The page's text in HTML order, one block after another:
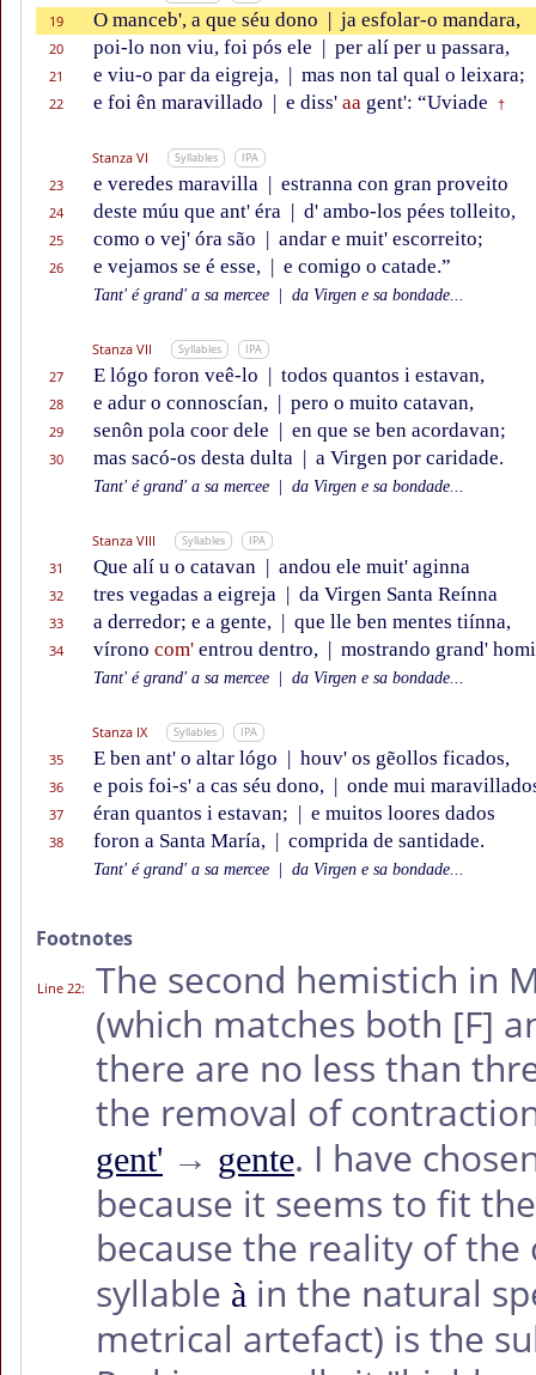
19 O manceb', a que séu dono | ja esfolar-o mandara,
20 poi-lo non viu, foi pós ele | per alí per u passara,
21 e viu-o par da eigreja, | mas non tal qual o leixara;
22 e foi ên maravillado | e diss' aa gent': “Uviade †
Stanza VI Syllables IPA
23 e veredes maravilla | estranna con gran proveito
24 deste múu que ant' éra | d' ambo-los pées tolleito,
25 como o vej' óra são | andar e muit' escorreito;
26 e vejamos se é esse, | e comigo o catade.”
Tant' é grand' a sa mercee da Virgen e sa bondade...
Stanza VII Syllables IPA
27 E lógo foron veê-lo | todos quantos i estavan,
28 e adur o connoscían, | pero o muito catavan,
29 senôn pola coor dele | en que se ben acordavan;
30 mas sacó-os desta dulta | a Virgen por caridade.
Tant' é grand' a sa mercee da Virgen e sa bondade...
Stanza VIII Syllables IPA
31 Que alí u o catavan | andou ele muit' aginna
32 tres vegadas a eigreja | da Virgen Santa Reínna
33 a derredor; e a gente, | que lle ben mentes tiínna,
34 vírono com' entrou dentro, | mostrando grand'
Tant' é grand' a sa mercee da Virgen e sa bondade...
Stanza IX Syllables IPA
35 E ben ant' o altar lógo | houv' os gẽollos ficados,
36 e pois foi-s' a cas séu dono, | onde mui
37 éran quantos i estavan; | e muitos loores dados
38 foron a Santa María, | comprida de santidade.
Tant' é grand' a sa mercee da Virgen e sa bondade...
Footnotes
Line 22:
The second hemistich in
(which matches both [F]
there are no less than
the removal of
gent' → gente. I have
because it seems to fit
because the reality of
syllable à in the natural
metrical artefact) is the